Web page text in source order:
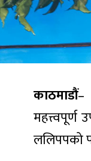
काठमाडौं–
ललिपपको